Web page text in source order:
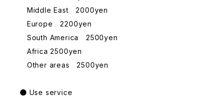
Middle East 2000yen
Europe 2200yen
South America 2500yen
Africa 2500yen
Other areas 2500yen
● Use service